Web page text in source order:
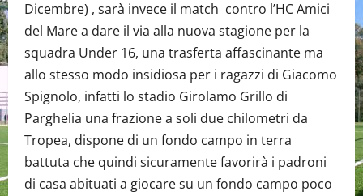
Dicembre) , sarà invece il match contro l’HC Amici
del Mare a dare il via alla nuova stagione per la
squadra Under 16, una trasferta affascinante ma
allo stesso modo insidiosa per i ragazzi di Giacomo
Spignolo, infatti lo stadio Girolamo Grillo di
Parghelia una frazione a soli due chilometri da
Tropea, dispone di un fondo campo in terra
battuta che quindi sicuramente favorirà i padroni
di casa abituati a giocare su un fondo campo poco